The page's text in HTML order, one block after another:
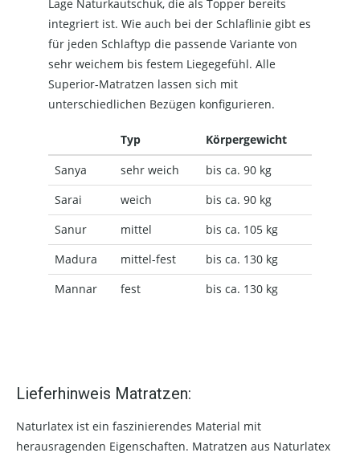
Lage Naturkautschuk, die als Topper bereits
integriert ist. Wie auch bei der Schlaflinie gibt es
für jeden Schlaftyp die passende Variante von
sehr weichem bis festem Liegegefühl. Alle
Superior-Matratzen lassen sich mit
unterschiedlichen Bezügen konfigurieren.
Typ
Körpergewicht
Sanya
sehr weich
bis ca. 90 kg
Sarai
weich
bis ca. 90 kg
Sanur
mittel
bis ca. 105 kg
Madura
mittel-fest
bis ca. 130 kg
Mannar
fest bis ca. 130 kg
Lieferhinweis Matratzen:
Naturlatex ist ein faszinierendes Material mit
herausragenden Eigenschaften. Matratzen aus Naturlatex